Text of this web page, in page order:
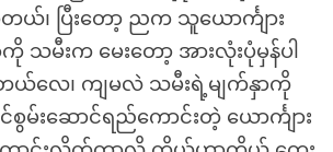
ယ်၊ ပြီးတော့ ညက သူယောင်္ကျား
းက မေးတော့ အားလုံးပုံမှန်ပါ
လေ၊ ကျမလဲ သမီးရဲ့မျက်နှာကို
မ်းဆောင်ရည်ကောင်းတဲ့ ယောင်္ကျား